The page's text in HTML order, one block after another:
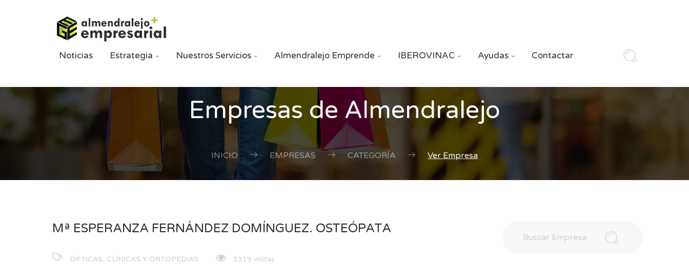
Noticias Estrategia  Nuestros Servicios  Almendralejo Emprende  IBEROVINAC  Ayudas  Contactar
Empresas de Almendralejo
INICIO EMPRESAS CATEGORÍA Ver Empresa
Mª ESPERANZA FERNÁNDEZ DOMÍNGUEZ. OSTEÓPATA
ÓPTICAS, CLÍNICAS Y ORTOPEDIAS 3319 visitas